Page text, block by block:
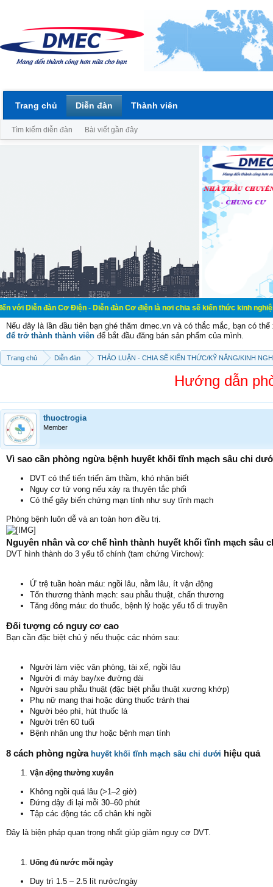
Cơ Điện - Diễn đàn Cơ điện là nơi chia sẽ kiến thức kinh nghiệm trong
Nếu đây là lần đầu tiên bạn ghé thăm dmec.vn và có thắc mắc, bạn có
để trở thành thành viên để bắt đầu đăng bán sản phẩm của mình.
Trang chủ Diễn đàn THẢO LUẬN - CHIA SẼ KIẾN THỨC/KỸ NĂNG/KINH
Hướng dẫn
thuoctrogia
Member
Vì sao cần phòng ngừa bệnh huyết khối tĩnh mạch sâu chi
DVT có thể tiến triển âm thầm, khó nhận biết
Nguy cơ tử vong nếu xảy ra thuyên tắc phổi
Có thể gây biến chứng mạn tính như suy tĩnh mạch
Phòng bệnh luôn dễ và an toàn hơn điều trị.
Nguyên nhân và cơ chế hình thành huyết khối tĩnh mạch sâu
DVT hình thành do 3 yếu tố chính (tam chứng Virchow):
Ứ trệ tuần hoàn máu: ngồi lâu, nằm lâu, ít vận động
Tổn thương thành mạch: sau phẫu thuật, chấn thương
Tăng đông máu: do thuốc, bệnh lý hoặc yếu tố di truyền
Đối tượng có nguy cơ cao
Bạn cần đặc biệt chú ý nếu thuộc các nhóm sau:
Người làm việc văn phòng, tài xế, ngồi lâu
Người đi máy bay/xe đường dài
Người sau phẫu thuật (đặc biệt phẫu thuật xương khớp)
Phụ nữ mang thai hoặc dùng thuốc tránh thai
Người béo phì, hút thuốc lá
Người trên 60 tuổi
Bệnh nhân ung thư hoặc bệnh mạn tính
8 cách phòng ngừa huyết khối tĩnh mạch sâu chi dưới hiệu quả
Vận động thường xuyên
Không ngồi quá lâu (>1–2 giờ)
Đứng dậy đi lại mỗi 30–60 phút
Tập các động tác cổ chân khi ngồi
Đây là biện pháp quan trọng nhất giúp giảm nguy cơ DVT.
Uống đủ nước mỗi ngày
Duy trì 1.5 – 2.5 lít nước/ngày
Trang chủ Diễn đàn
Tìm kiếm diễn đàn Bài viết gần đây
Thành viên